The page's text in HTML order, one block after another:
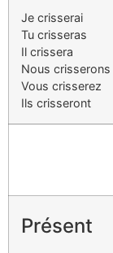
Je crisserai
Tu crisseras
Il crissera
Nous crisserons
Vous crisserez
Ils crisseront
Présent